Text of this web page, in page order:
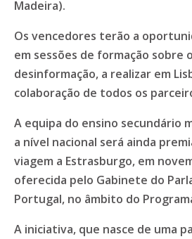
Madeira).
Os vencedores terão a
em sessões de formação sobre
desinformação, a realizar em
colaboração de todos os
A equipa do ensino secundário
a nível nacional será ainda
viagem a Estrasburgo, em
oferecida pelo Gabinete do
Portugal, no âmbito do
A iniciativa, que nasce de uma